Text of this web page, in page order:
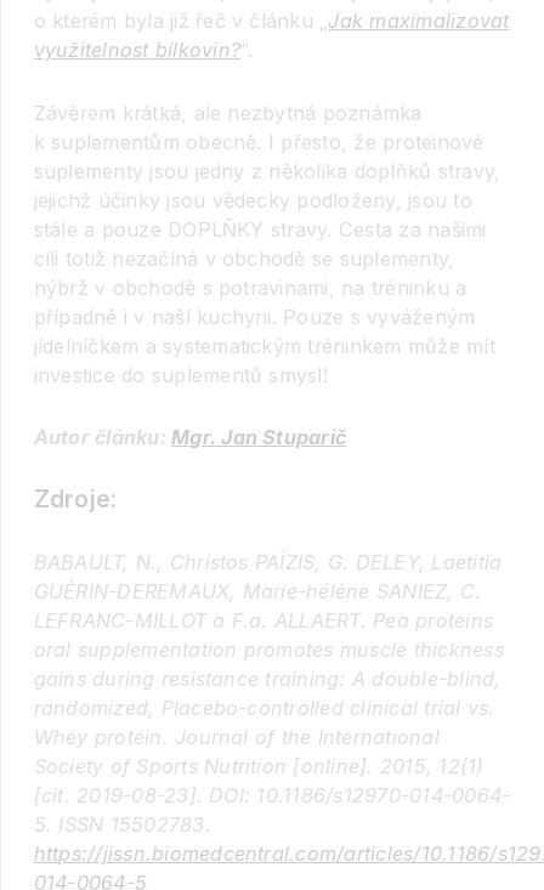
o kterém byla již řeč v článku „Jak maximalizovat
využitelnost bílkovin?“.
Závěrem krátká, ale nezbytná poznámka
k suplementům obecně. I přesto, že proteinové
suplementy jsou jedny z několika doplňků stravy,
jejichž účinky jsou vědecky podloženy, jsou to
stále a pouze DOPLŇKY stravy. Cesta za našimi
cíli totiž nezačíná v obchodě se suplementy,
nýbrž v obchodě s potravinami, na tréninku a
případně i v naší kuchyni. Pouze s vyváženým
jídelníčkem a systematickým tréninkem může mít
investice do suplementů smysl!
Autor článku:Mgr. Jan Stuparič
Zdroje:
BABAULT, N., Christos PAÏZIS, G. DELEY, Laetitia
GUÉRIN-DEREMAUX, Marie-hélène SANIEZ, C.
LEFRANC-MILLOT a F.a. ALLAERT. Pea proteins
oral supplementation promotes muscle thickness
gains during resistance training: A double-blind,
randomized, Placebo-controlled clinical trial vs.
Whey protein. Journal of the International
Society of Sports Nutrition [online]. 2015, 12(1)
[cit. 2019-08-23]. DOI: 10.1186/s12970-014-0064-
5. ISSN 15502783.
https://jissn.biomedcentral.com/articles/10.1186/
014-0064-5